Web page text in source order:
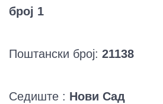
број 1
Поштански број: 21138
Седиште : Нови Сад